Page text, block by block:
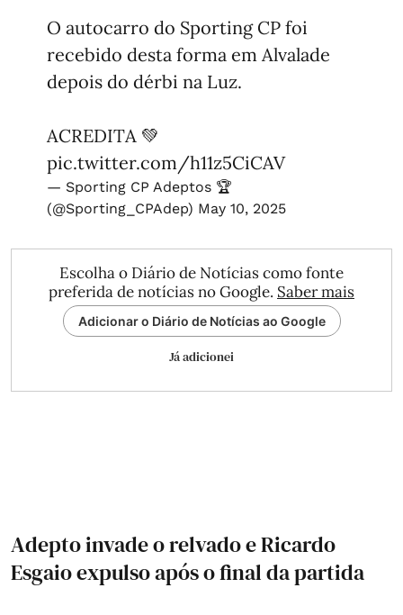
O autocarro do Sporting CP foi
recebido desta forma em Alvalade
depois do dérbi na Luz.
ACREDITA 💚
pic.twitter.com/h11z5CiCAV
— Sporting CP Adeptos 🏆
(@Sporting_CPAdep) May 10, 2025
Escolha o Diário de Notícias como fonte
preferida de notícias no Google. Saber mais
Adicionar o Diário de Notícias ao Google
Já adicionei
Adepto invade o relvado e Ricardo
Esgaio expulso após o final da partida